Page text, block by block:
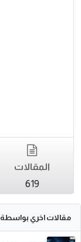
المقالات
619
مقالات اخري بواسطة